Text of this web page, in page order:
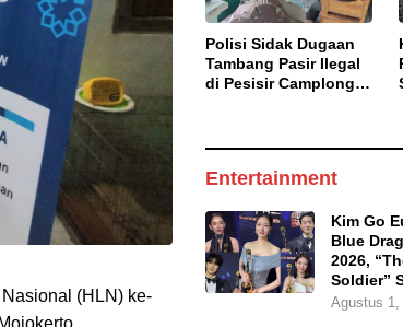
(HLN) ke-
Polisi Sidak Dugaan
Tambang Pasir Ilegal
di Pesisir Camplong,
Entertainment
Kim Go
Blue
2026,
Soldier”
Agustus 1,